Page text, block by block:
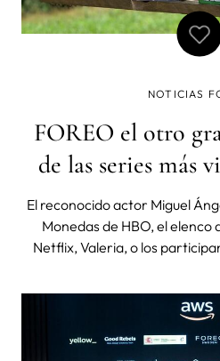
NOTICIAS
FOREO el otro
de las series más
El reconocido actor Miguel
Monedas de HBO, el elenco
Netflix, Valeria, o los
cautivados por los
como fuera de